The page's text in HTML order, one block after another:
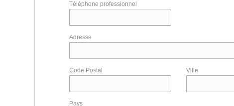
Téléphone professionnel
Adresse
Code Postal Ville
Pays